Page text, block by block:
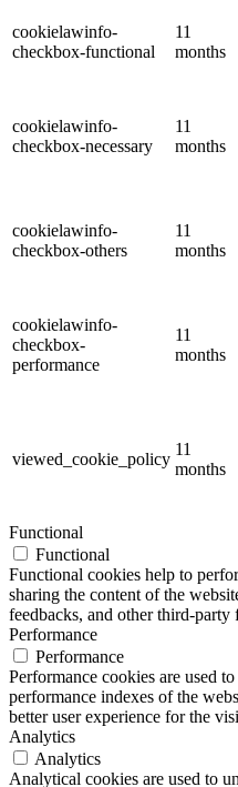
cookielawinfo-
checkbox-functional
11
months
cookielawinfo-
checkbox-necessary
11
months
cookielawinfo-
checkbox-others
11
months
cookielawinfo-
checkbox-
performance
11
months
viewed_cookie_policy
11
months
Functional
Functional
Functional cookies help to
sharing the content of the
feedbacks, and other third-party
Performance
Performance
Performance cookies are used
performance indexes of the
better user experience for the
Analytics
Analytics
Analytical cookies are used to